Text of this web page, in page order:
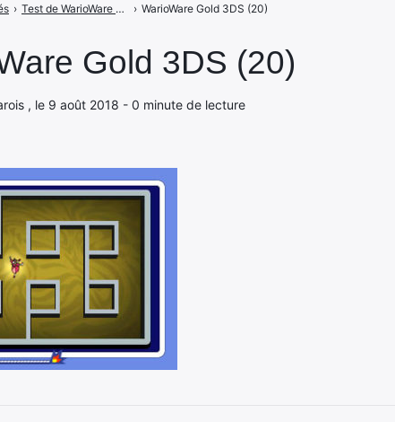
Gold 3DS (20)
, le 9 août 2018 - 0 minute de lecture
› Test de WarioWare Gold : les jeux de mains du vilain sur 3DS › WarioWare Gold 3DS (20)